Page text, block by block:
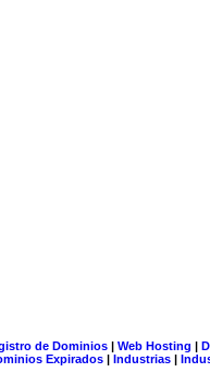
de Dominios| Web Hosting |
Expirados | Industrias |